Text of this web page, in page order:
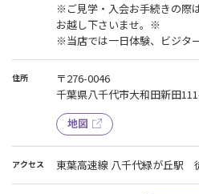
※会員様の施設利用は通常通り可能
ご了承ください。
※ご見学・入会お手続きの際
お越し下さいませ。※
※当店では一日体験、ビジタ
住所
〒276-0046
千葉県八千代市大和田新田
地図
アクセス 東葉高速線 八千代緑が丘駅